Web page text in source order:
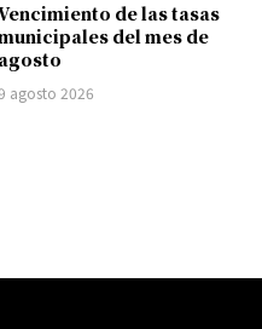
de las tasas
del mes de
agosto
agosto 2026